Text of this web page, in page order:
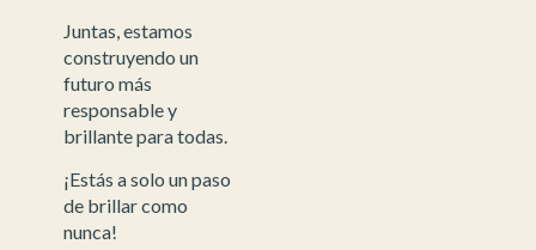
Juntas, estamos
construyendo un
futuro más
responsable y
brillante para todas.
¡Estás a solo un paso
de brillar como
nunca!